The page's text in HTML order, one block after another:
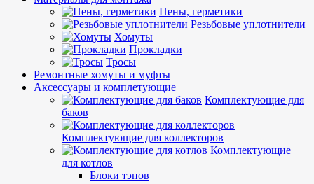
Пены, герметики
Резьбовые уплотнители
Хомуты
Прокладки
Тросы
Ремонтные хомуты и муфты
Аксессуары и комплетующие
Комплектующие для
баков
Комплектующие для коллекторов
Комплектующие
для котлов
Блоки тэнов